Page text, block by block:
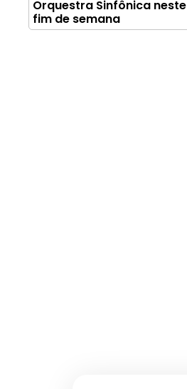
Orquestra Sinfônica neste
fim de semana